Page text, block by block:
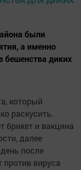
были
а именно
бешенства диких
который
раскусить.
брикет и вакцина
далее
после
вируса